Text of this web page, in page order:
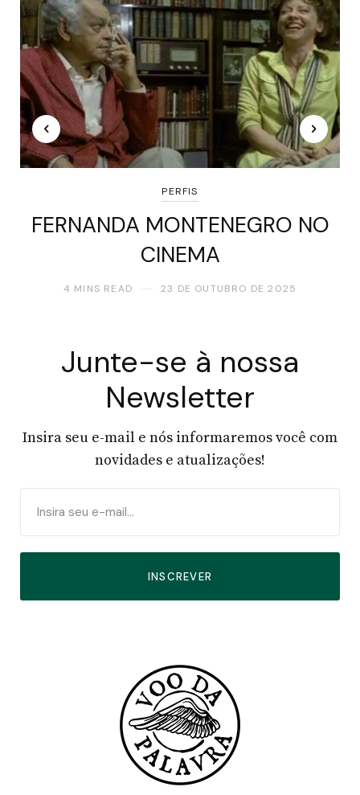
PERFIS
FERNANDA MONTENEGRO NO
CINEMA
4 MINS READ 23 DE OUTUBRO DE 2025
Junte-se à nossa
Newsletter
Insira seu e-mail e nós informaremos você com
novidades e atualizações!
INSCREVER